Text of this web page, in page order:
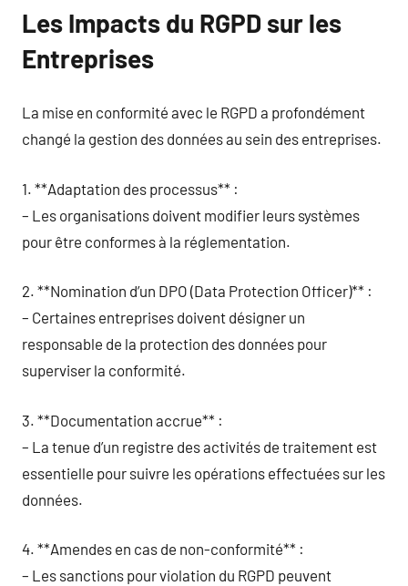
Les Impacts du RGPD sur les
Entreprises
La mise en conformité avec le RGPD a profondément
changé la gestion des données au sein des entreprises.
1. **Adaptation des processus** :
– Les organisations doivent modifier leurs systèmes
pour être conformes à la réglementation.
2. **Nomination d’un DPO (Data Protection Officer)** :
– Certaines entreprises doivent désigner un
responsable de la protection des données pour
superviser la conformité.
3. **Documentation accrue** :
– La tenue d’un registre des activités de traitement est
essentielle pour suivre les opérations effectuées sur les
données.
4. **Amendes en cas de non-conformité** :
– Les sanctions pour violation du RGPD peuvent